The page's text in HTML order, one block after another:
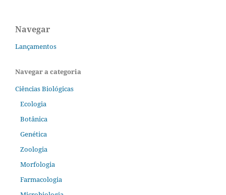
Navegar
Lançamentos
Navegar a categoria
Ciências Biológicas
Ecologia
Botânica
Genética
Zoologia
Morfologia
Farmacologia